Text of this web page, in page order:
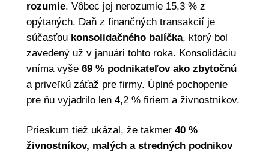
rozumie. Vôbec jej nerozumie 15,3 % z
opýtaných. Daň z finančných transakcií je
súčasťou konsolidačného balíčka, ktorý bol
zavedený už v januári tohto roka. Konsolidáciu
vníma vyše 69 % podnikateľov ako zbytočnú
a priveľkú záťaž pre firmy. Úplné pochopenie
pre ňu vyjadrilo len 4,2 % firiem a živnostníkov.
Prieskum tiež ukázal, že takmer 40 %
živnostníkov, malých a stredných podnikov